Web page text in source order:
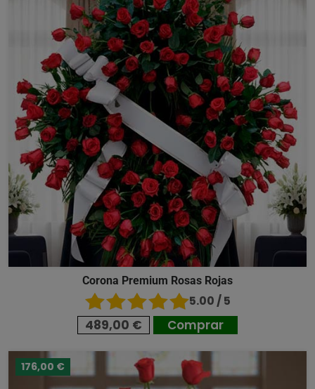
Corona Premium Rosas Rojas
5.00 / 5
489,00 € Comprar
176,00 €